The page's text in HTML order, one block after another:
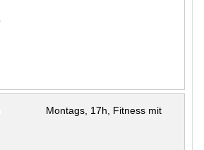
Montags, 17h, Fitness mit